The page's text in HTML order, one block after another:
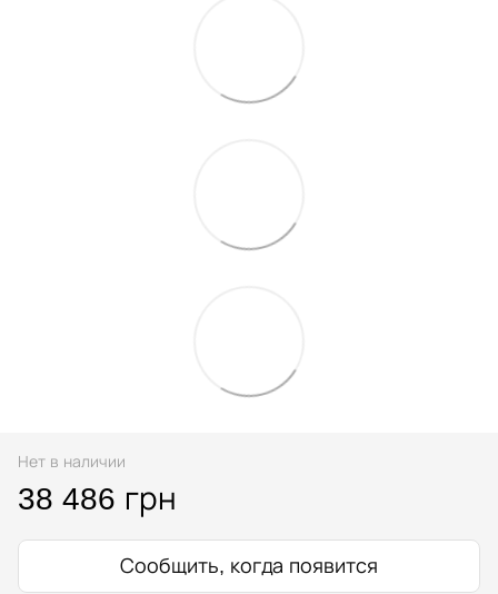
Нет в наличии
38 486 грн
Сообщить, когда появится